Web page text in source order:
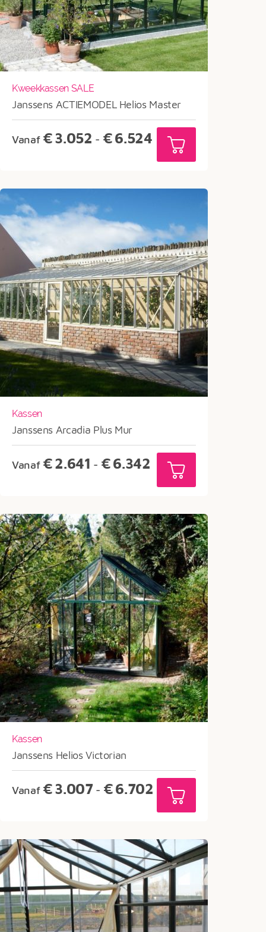
Kweekkassen SALE
Janssens ACTIEMODEL Helios Master
Vanaf €3.052 - €6.524 Prijsklasse:
€3.052
Kassen
Janssens Arcadia Plus Mur
Vanaf €2.641 - €6.342 Prijsklasse:
€2.641
Kassen
Janssens Helios Victorian
Vanaf €3.007 - €6.702 Prijsklasse:
€3.007